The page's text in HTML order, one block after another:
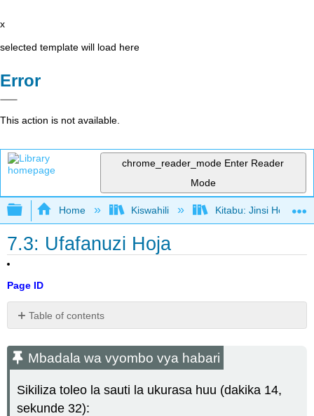
x
selected template will load here
Error
This action is not available.
chrome_reader_mode Enter Reader
Mode
Expand/collapse global hierarchy
Home Kiswahili Kitabu: Jinsi Hoja
7.3: Ufafanuzi Hoja
Page ID
Table of contents
wa
vyombo
habari
ni
Mbadala wa vyombo vya habari
Sikiliza toleo la sauti la ukurasa huu (dakika 14,
sekunde 32):